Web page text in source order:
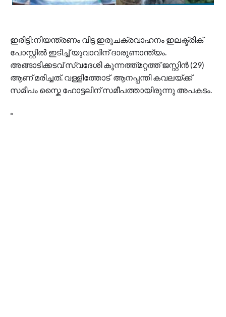
ഇരിട്ടി:നിയന്ത്രണം വിട്ട ഇരുചക്രവാഹനം ഇലക്ട്രിക്
പോസ്റ്റിൽ ഇടിച്ച് യുവാവിന് ദാരുണാന്ത്യം.
അങ്ങാടിക്കടവ് സ്വദേശി കുന്നത്ത്മറ്റത്ത് ജസ്റ്റിൻ (29)
ആണ് മരിച്ചത്. വള്ളിത്തോട് ആനപ്പന്തി കവലയ്ക്ക്
സമീപം സ്കൈ ഹോട്ടലിന് സമീപത്തായിരുന്നു അപകടം.
*